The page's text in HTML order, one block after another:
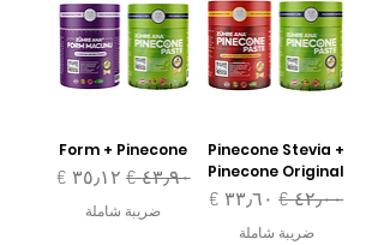
Pinecone Stevia +
Pinecone Original
سعر عادي‏٤٢٫٠٠ € سعر البيع
ضريبة شاملة
Form + Pinecone
سعر عادي‏٤٣٫٩٠ € سعر البيع
ضريبة شاملة